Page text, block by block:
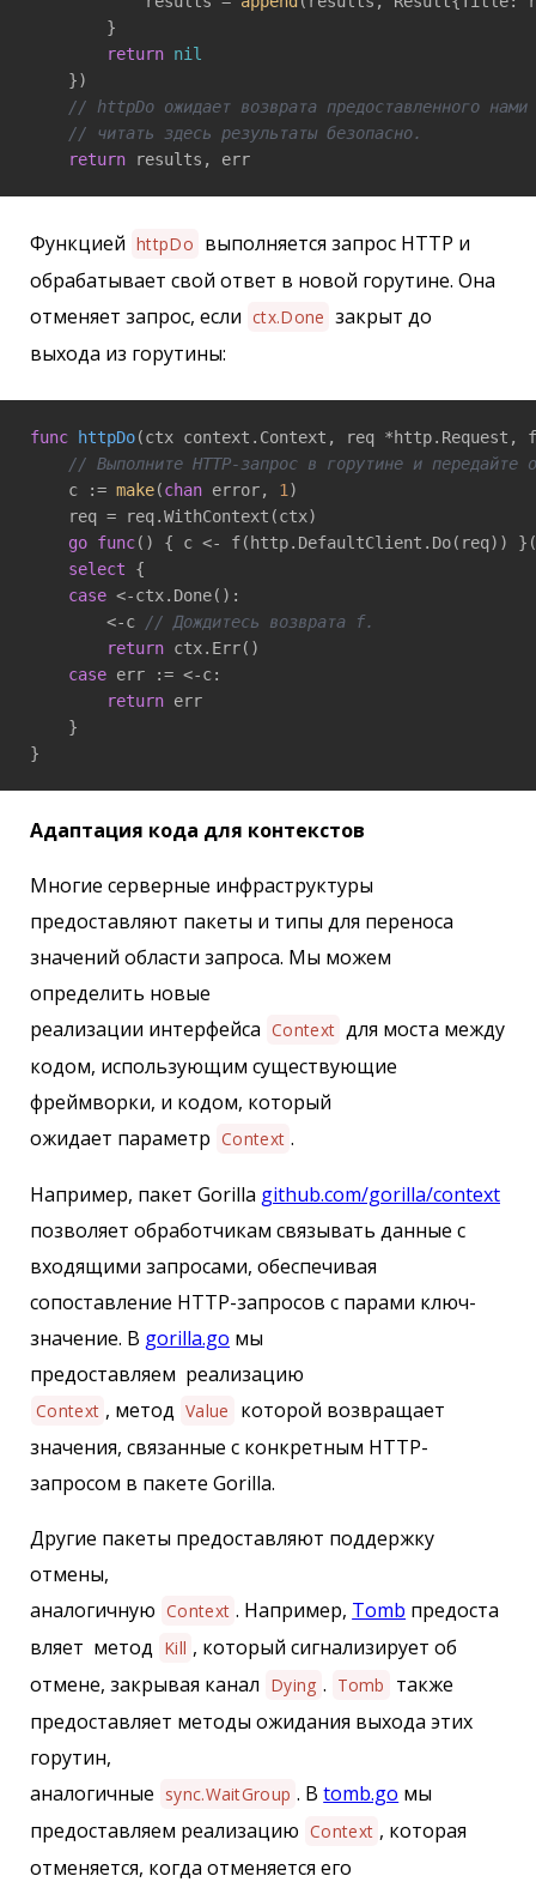
        }
return nil
    })
// httpDo ожидает возврата предоставленного
// читать здесь результаты безопасно.
return results, err
Функцией httpDo выполняется запрос HTTP и
обрабатывает свой ответ в новой горутине. Она
отменяет запрос, если ctx.Done закрыт до
выхода из горутины:
func httpDo(ctx context.Context, req
// Выполните HTTP-запрос в горутине и передайте
    c :=
make(chan error, 1 )
    req = req.WithContext(ctx)
go func()
{ c <- f(http.DefaultClient.Do(req))
select {
case <-ctx.Done():
        <-c
// Дождитесь возврата f.
return ctx.Err()
case err := <-c:
return err
    }
}
Адаптация кода для контекстов
Многие серверные инфраструктуры
предоставляют пакеты и типы для переноса
значений области запроса. Мы можем
определить новые
реализации интерфейса Context для моста между
кодом, использующим существующие
фреймворки, и кодом, который
ожидает параметр Context .
Например, пакет Gorilla github.com/gorilla/context
позволяет обработчикам связывать данные с
входящими запросами, обеспечивая
сопоставление HTTP-запросов с парами ключ-
значение. В gorilla.go мы
предоставляем реализацию
Context , метод Value
которой возвращает
значения, связанные с конкретным HTTP-
запросом в пакете Gorilla.
Другие пакеты предоставляют поддержку
отмены,
аналогичную Context . Например, Tomb предоста
вляет метод Kill , который сигнализирует об
отмене, закрывая канал Dying . Tomb
также
предоставляет методы ожидания выхода этих
горутин,
аналогичные sync.WaitGroup . Вtomb.go мы
предоставляем реализацию Context , которая
отменяется, когда отменяется его